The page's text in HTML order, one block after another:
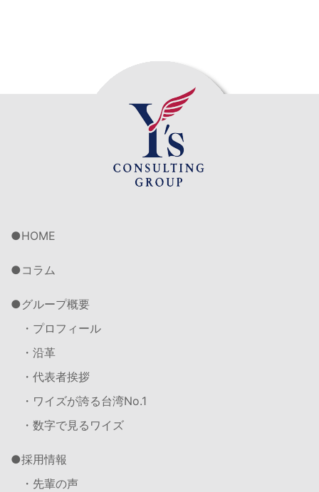
HOME
コラム
グループ概要
・プロフィール
・沿革
・代表者挨拶
・ワイズが誇る台湾No.1
・数字で見るワイズ
採用情報
・先輩の声